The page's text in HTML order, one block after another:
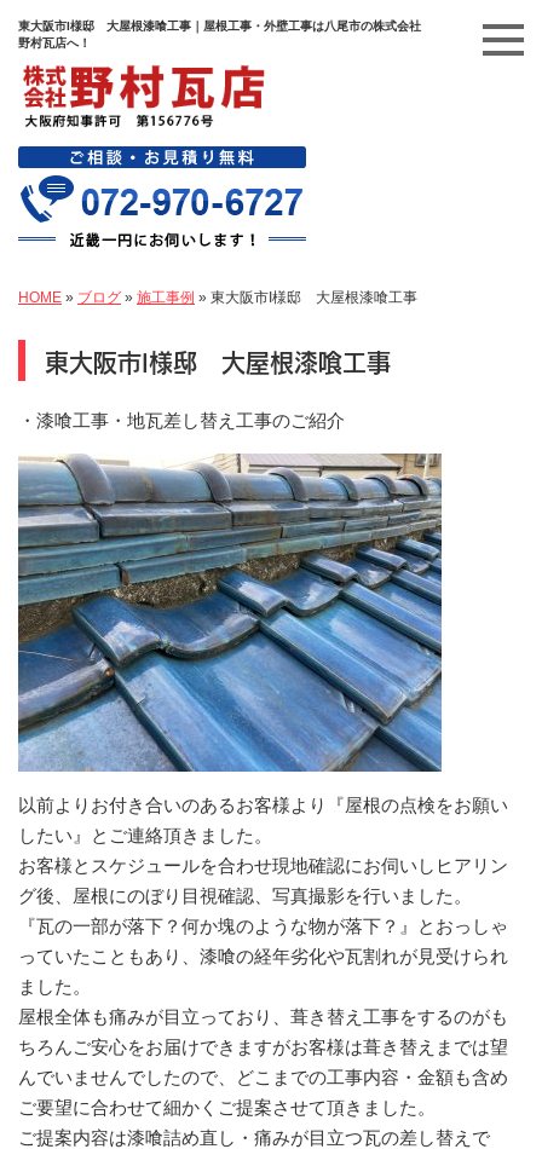
東大阪市I様邸 大屋根漆喰工事｜屋根工事・外壁工事は八尾市の株式会社
野村瓦店へ！
HOME » ブログ » 施工事例 » 東大阪市I様邸 大屋根漆喰工事
東大阪市I様邸 大屋根漆喰工事
・漆喰工事・地瓦差し替え工事のご紹介
以前よりお付き合いのあるお客様より『屋根の点検をお願い
したい』とご連絡頂きました。
お客様とスケジュールを合わせ現地確認にお伺いしヒアリン
グ後、屋根にのぼり目視確認、写真撮影を行いました。
『瓦の一部が落下？何か塊のような物が落下？』とおっしゃ
っていたこともあり、漆喰の経年劣化や瓦割れが見受けられ
ました。
屋根全体も痛みが目立っており、葺き替え工事をするのがも
ちろんご安心をお届けできますがお客様は葺き替えまでは望
んでいませんでしたので、どこまでの工事内容・金額も含め
ご要望に合わせて細かくご提案させて頂きました。
ご提案内容は漆喰詰め直し・痛みが目立つ瓦の差し替えで